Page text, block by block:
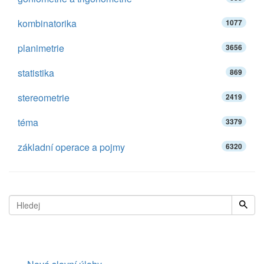
kombinatorika 1077
planimetrie 3656
statistika 869
stereometrie 2419
téma 3379
základní operace a pojmy 6320